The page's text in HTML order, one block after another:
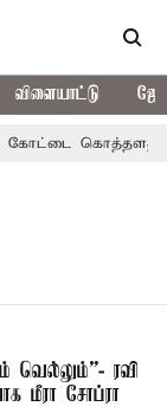
விளையாட்டு
கோட்டை
வெல்லும்”- ரவி
மீரா சோப்ரா